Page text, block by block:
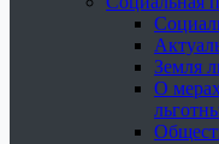
Земля
О